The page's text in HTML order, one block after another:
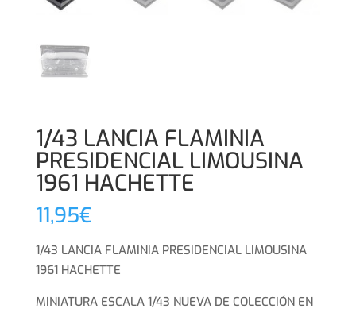
1/43 LANCIA FLAMINIA
PRESIDENCIAL LIMOUSINA
1961 HACHETTE
11,95€
1/43 LANCIA FLAMINIA PRESIDENCIAL LIMOUSINA
1961 HACHETTE
MINIATURA ESCALA 1/43 NUEVA DE COLECCIÓN EN